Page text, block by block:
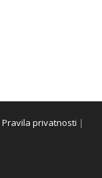
Pravila privatnosti |